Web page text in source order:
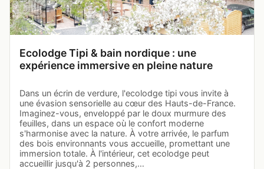
Ecolodge Tipi & bain nordique : une
expérience immersive en pleine nature
Dans un écrin de verdure, l'ecolodge tipi vous invite à
une évasion sensorielle au cœur des Hauts-de-France.
Imaginez-vous, enveloppé par le doux murmure des
feuilles, dans un espace où le confort moderne
s'harmonise avec la nature. À votre arrivée, le parfum
des bois environnants vous accueille, promettant une
immersion totale. À l'intérieur, cet ecolodge peut
accueillir jusqu'à 2 personnes,…